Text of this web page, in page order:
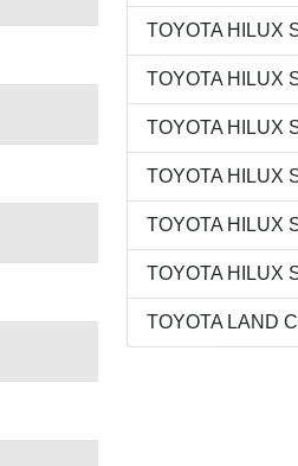
TOYOTA HILUX
TOYOTA HILUX
TOYOTA HILUX
TOYOTA HILUX
TOYOTA HILUX
TOYOTA HILUX
TOYOTA LAND